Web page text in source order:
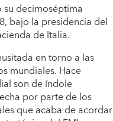
decimoséptima
bajo la presidencia del
de Italia.
en torno a las
mundiales. Hace
son de índole
por parte de los
que acaba de acordar